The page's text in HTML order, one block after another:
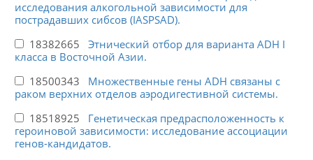
исследования алкогольной зависимости для
пострадавших сибсов (IASPSAD).
18382665 Этнический отбор для варианта ADH I
класса в Восточной Азии.
18500343 Множественные гены ADH связаны с
раком верхних отделов аэродигестивной системы.
18518925 Генетическая предрасположенность к
героиновой зависимости: исследование ассоциации
генов-кандидатов.